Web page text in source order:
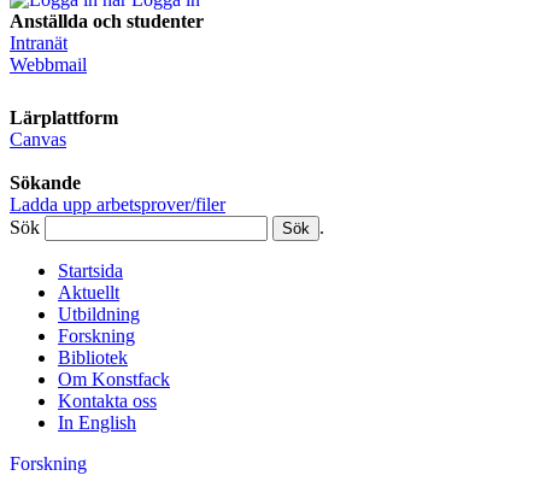
Anställda och studenter
Intranät
Webbmail
Lärplattform
Canvas
Sökande
Ladda upp arbetsprover/filer
Sök
.
Startsida
Aktuellt
Utbildning
Forskning
Bibliotek
Om Konstfack
Kontakta oss
In English
Forskning